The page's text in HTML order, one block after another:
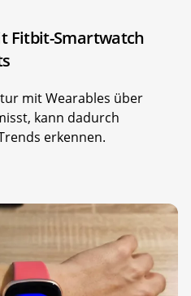
Fitbit-Smartwatch
mit Wearables über
kann dadurch
erkennen.